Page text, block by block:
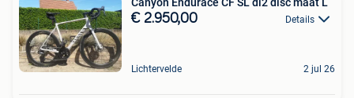
€ 2.950,00 Details
Lichtervelde 2 jul 26